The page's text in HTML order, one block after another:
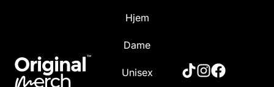
Hjem
Dame
Unisex